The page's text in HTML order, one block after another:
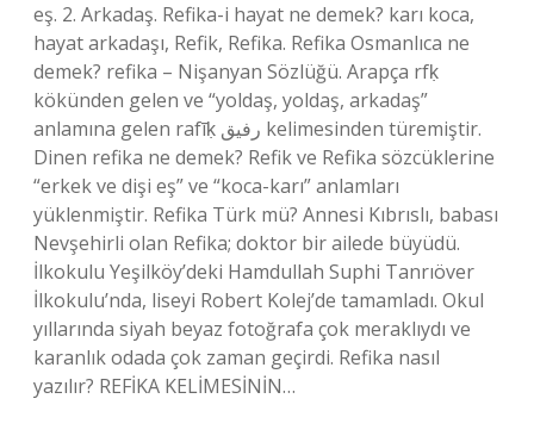
eş. 2. Arkadaş. Refika-i hayat ne demek? karı koca,
hayat arkadaşı, Refik, Refika. Refika Osmanlıca ne
demek? refika – Nişanyan Sözlüğü. Arapça rfḳ
kökünden gelen ve “yoldaş, yoldaş, arkadaş”
anlamına gelen rafīḳ رفيق kelimesinden türemiştir.
Dinen refika ne demek? Refik ve Refika sözcüklerine
“erkek ve dişi eş” ve “koca-karı” anlamları
yüklenmiştir. Refika Türk mü? Annesi Kıbrıslı, babası
Nevşehirli olan Refika; doktor bir ailede büyüdü.
İlkokulu Yeşilköy’deki Hamdullah Suphi Tanrıöver
İlkokulu’nda, liseyi Robert Kolej’de tamamladı. Okul
yıllarında siyah beyaz fotoğrafa çok meraklıydı ve
karanlık odada çok zaman geçirdi. Refika nasıl
yazılır? REFİKA KELİMESİNİN…